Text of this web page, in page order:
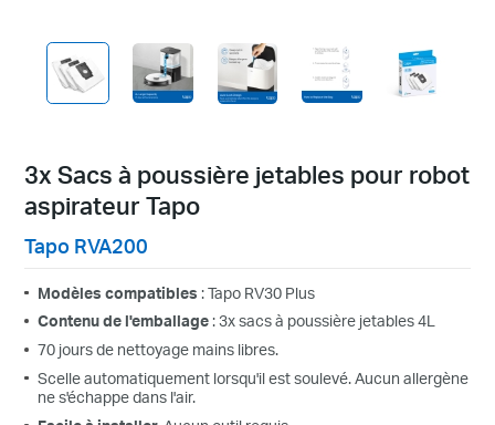
3x Sacs à poussière jetables pour robot
aspirateur Tapo
Tapo RVA200
Modèles compatibles : Tapo RV30 Plus
Contenu de l'emballage: 3x sacs à poussière jetables 4L
70 jours de nettoyage mains libres.
Scelle automatiquement lorsqu'il est soulevé.Aucun allergène
ne s'échappe dans l'air.